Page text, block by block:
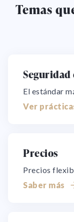
Temas
El estándar
Ver
Precios
Precios
Saber más